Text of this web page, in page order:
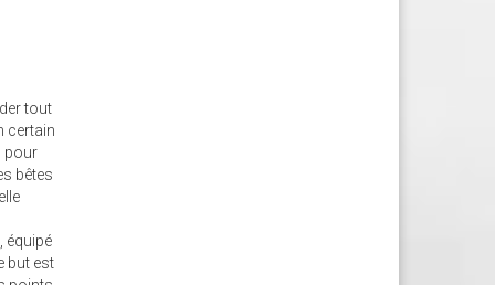
tout
certain
pour
bêtes
équipé
but est